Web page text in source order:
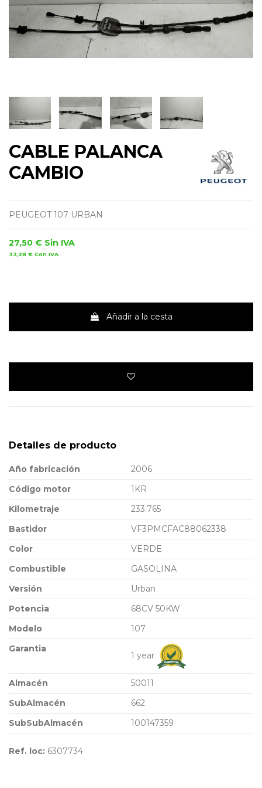
CABLE PALANCA
CAMBIO
PEUGEOT 107 URBAN
27,50 € Sin IVA
33,28 € Con IVA
Añadir a la cesta
Detalles de producto
Año fabricación
2006
Código motor
1KR
Kilometraje
233.765
Bastidor
VF3PMCFAC88062338
Color
VERDE
Combustible
GASOLINA
Versión
Urban
Potencia
68CV 50KW
Modelo
107
Garantia
1 year
Almacén
50011
SubAlmacén
662
SubSubAlmacén
100147359
Ref. loc: 6307734